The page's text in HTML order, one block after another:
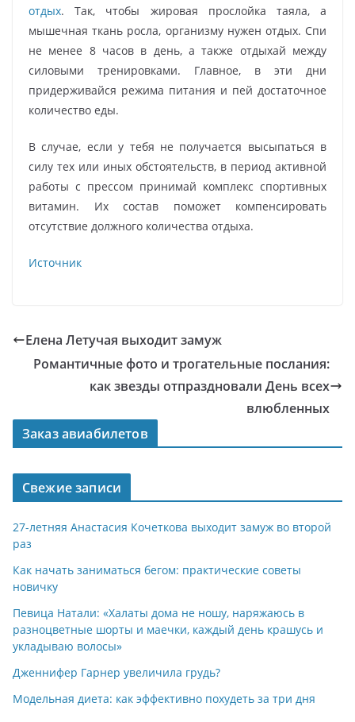
отдых. Так, чтобы жировая прослойка таяла, а
мышечная ткань росла, организму нужен отдых. Спи
не менее 8 часов в день, а также отдыхай между
силовыми тренировками. Главное, в эти дни
придерживайся режима питания и пей достаточное
количество еды.
В случае, если у тебя не получается высыпаться в
силу тех или иных обстоятельств, в период активной
работы с прессом принимай комплекс спортивных
витамин. Их состав поможет компенсировать
отсутствие должного количества отдыха.
Источник
Елена Летучая выходит замуж
Романтичные фото и трогательные послания:
как звезды отпраздновали День всех
влюбленных
Заказ авиабилетов
Свежие записи
27-летняя Анастасия Кочеткова выходит замуж во второй
раз
Как начать заниматься бегом: практические советы
новичку
Певица Натали: «Халаты дома не ношу, наряжаюсь в
разноцветные шорты и маечки, каждый день крашусь и
укладываю волосы»
Дженнифер Гарнер увеличила грудь?
Модельная диета: как эффективно похудеть за три дня